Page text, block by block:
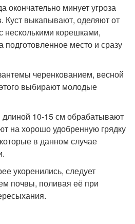
окончательно минует угроза
Куст выкапывают, оделяют от
несколькими корешками,
место и сразу
черенкованием, весной
выбирают молодые
10-15 см обрабатывают
на хорошо удобренную грядку
в данном случае
укоренились, следует
почвы, поливая её при